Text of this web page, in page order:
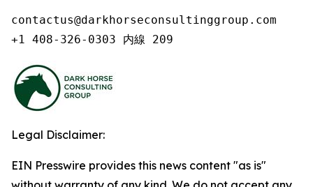
contactus@darkhorseconsultinggroup.com
+1 408-326-0303 内線 209
Legal Disclaimer:
EIN Presswire provides this news content "as is"